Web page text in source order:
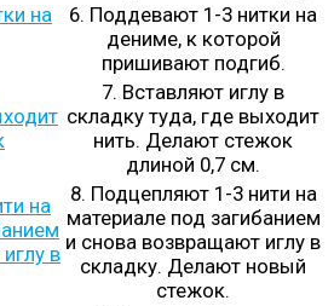
6. Поддевают 1-3 нитки на
дениме, к которой
пришивают подгиб.
7. Вставляют иглу в
складку туда, где выходит
нить. Делают стежок
длиной 0,7 см.
8. Подцепляют 1-3 нити на
материале под загибанием
и снова возвращают иглу в
складку. Делают новый
стежок.